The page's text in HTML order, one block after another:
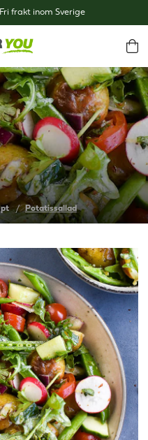
Fri frakt inom Sverige
Potatissallad